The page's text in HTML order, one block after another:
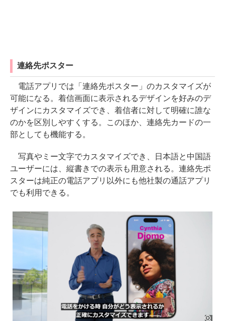
連絡先ポスター
電話アプリでは「連絡先ポスター」のカスタマイズが
可能になる。着信画面に表示されるデザインを好みのデ
ザインにカスタマイズでき、着信者に対して明確に誰な
のかを区別しやすくする。このほか、連絡先カードの一
部としても機能する。
写真やミー文字でカスタマイズでき、日本語と中国語
ユーザーには、縦書きでの表示も用意される。連絡先ポ
スターは純正の電話アプリ以外にも他社製の通話アプリ
でも利用できる。